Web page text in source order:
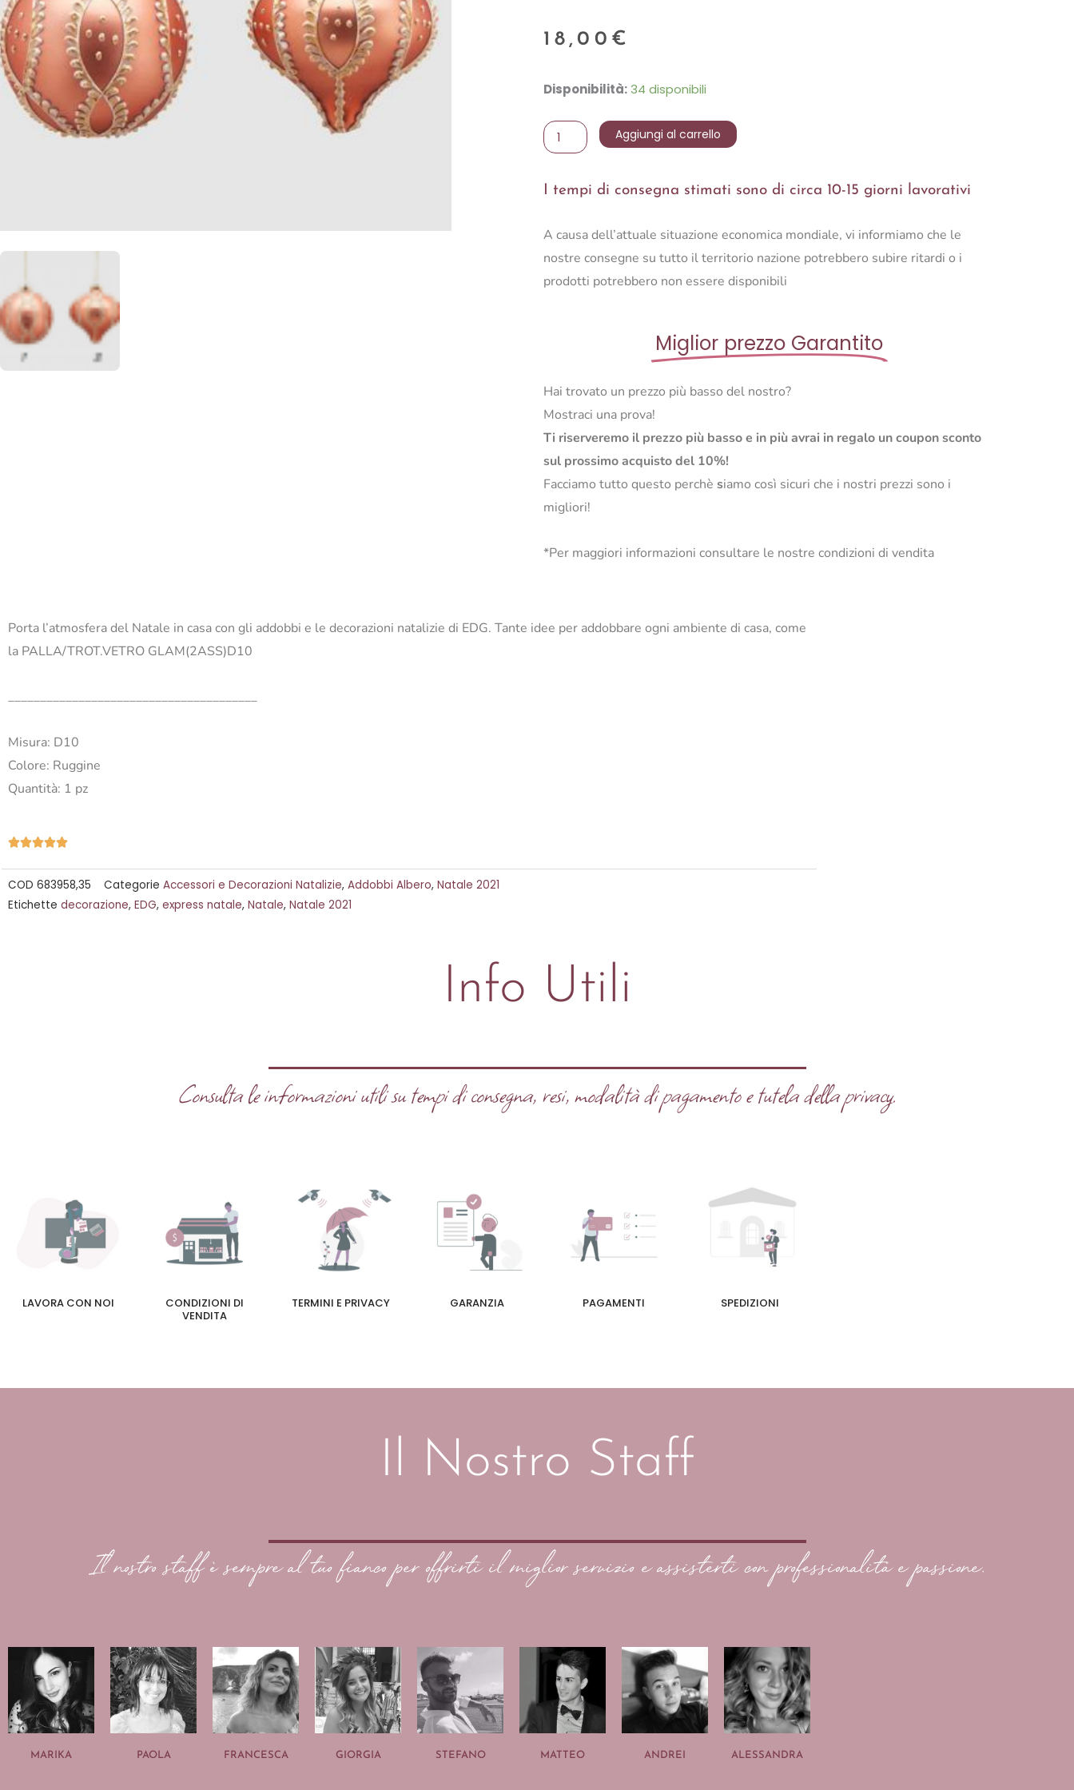
18,00 €
Disponibilità: 34 disponibili
PALLA/TROT.VETRO
quantità
Aggiungi al carrello
I tempi di consegna stimati sono di circa 10-15 giorni lavorativi
A causa dell’attuale situazione economica mondiale, vi informiamo che le
nostre consegne su tutto il territorio nazione potrebbero subire ritardi o i
prodotti potrebbero non essere disponibili
Miglior prezzo Garantito
Hai trovato un prezzo più basso del nostro?
Mostraci una prova!
Ti riserveremo il prezzo più basso e in più avrai in regalo un coupon sconto
sul prossimo acquisto del 10%!
Facciamo tutto questo perchè siamo così sicuri che i nostri prezzi sono i
migliori!
*Per maggiori informazioni consultare le nostre condizioni di vendita
Porta l’atmosfera del Natale in casa con gli addobbi e le decorazioni natalizie di EDG. Tante idee per addobbare ogni ambiente di casa, come
la PALLA/TROT.VETRO GLAM(2ASS)D10
_______________________________________
Misura: D10
Colore: Ruggine
Quantità: 1 pz
Valutazione
su
5
COD 683958,35 Categorie Accessori e Decorazioni Natalizie, Addobbi Albero, Natale 2021
Etichette decorazione, EDG, express natale, Natale, Natale 2021
Info Utili
Consulta le informazioni utili su tempi di consegna, resi, modalità di pagamento e tutela della privacy.
LAVORA CON NOI
CONDIZIONI DI
VENDITA
TERMINI E PRIVACY GARANZIA PAGAMENTI SPEDIZIONI
Il Nostro Staff
Il nostro staff è sempre al tuo fianco per offrirti il miglior servizio e assisterti con professionalità e passione.
MARIKA PAOLA FRANCESCA GIORGIA STEFANO MATTEO ANDREI ALESSANDRA